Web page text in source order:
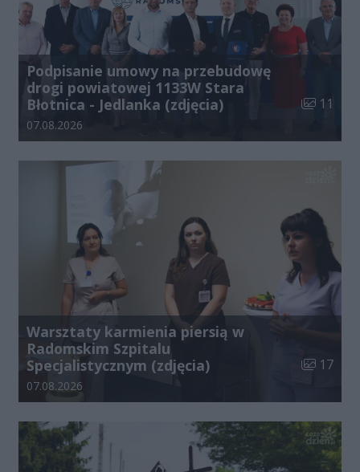
Podpisanie umowy na przebudowę
drogi powiatowej 1133W Stara
Błotnica - Jedlanka (zdjęcia)
Liczba
11
Data dodania galerii:
07.08.2026
Warsztaty karmienia piersią w
Radomskim Szpitalu
Specjalistycznym (zdjęcia)
Liczba
17
Data dodania galerii:
07.08.2026